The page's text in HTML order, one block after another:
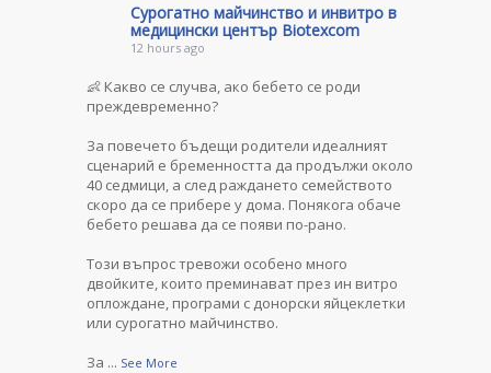
Сурогатно майчинство и инвитро в
медицински център Biotexcom
12 hours ago
👶 Какво се случва, ако бебето се роди
преждевременно?
За повечето бъдещи родители идеалният
сценарий е бременността да продължи около
40 седмици, а след раждането семейството
скоро да се прибере у дома. Понякога обаче
бебето решава да се появи по-рано.
Този въпрос тревожи особено много
двойките, които преминават през ин витро
оплождане, програми с донорски яйцеклетки
или сурогатно майчинство.
За ... See More